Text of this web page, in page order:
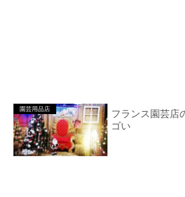
園芸用品店
フランス園芸店
ゴい